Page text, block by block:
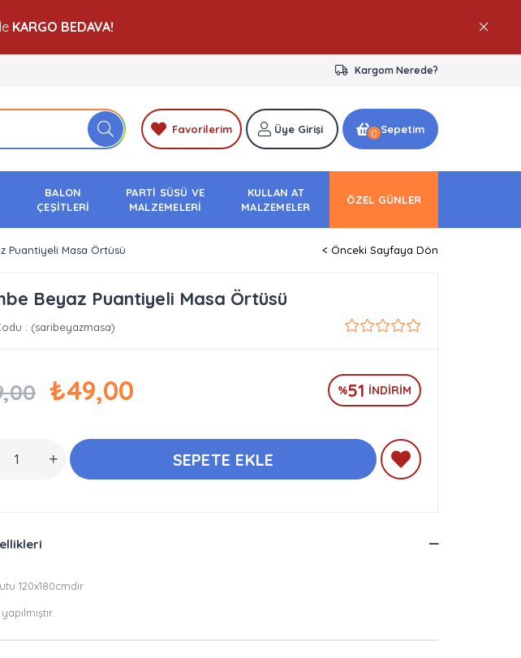
KARGO BEDAVA!
Kargom Nerede?
Sepetim
0
Üye Girişi
Favorilerim
BALON
ÇEŞİTLERİ
PARTİ SÜSÜ VE
MALZEMELERİ
KULLAN AT
MALZEMELER
ÖZEL GÜNLER
Puantiyeli Masa Örtüsü < Önceki Sayfaya Dön
Beyaz Puantiyeli Masa Örtüsü
(saribeyazmasa)
₺49,00 %51 İNDIRIM
120x180cmdir